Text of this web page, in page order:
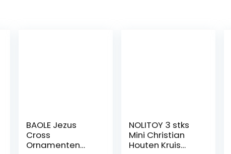
BAOLE Jezus
Cross
Ornamenten
NOLITOY 3 stks
Mini Christian
Houten Kruis